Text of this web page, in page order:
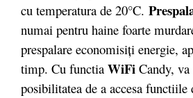
cu temperatura de 20°C.
numai pentru haine foarte
prespalare economisiţi energie,
timp. Cu functia WiFi Candy,
posibilitatea de a accesa